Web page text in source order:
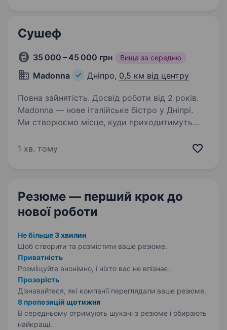
Сушеф
35 000 – 45 000 грн Вища за середню
Madonna Дніпро, 0,5 км від центру
Повна зайнятість. Досвід роботи від 2 років.
Madonna — нове італійське бістро у Дніпрі.
Ми створюємо місце, куди приходитимуть
із живими розмовами, улюбленими стравами
1 хв. тому
Резюме — перший крок до
нової роботи
Не більше 3 хвилин
Щоб створити та розмістити ваше резюме.
Приватність
Розміщуйте анонімно, і ніхто вас не впізнає.
Прозорість
Дізнавайтеся, які компанії переглядали ваше резюме.
8 пропозицій щотижня
В середньому отримують шукачі з резюме і обирають
найкращі.